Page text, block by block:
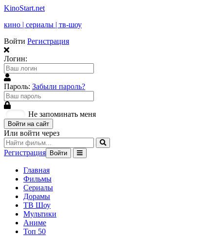
KinoStart.net
кино | сериалы | тв-шоу
Войти Регистрация
Логин:
Пароль: Забыли пароль?
Не запоминать меня
Войти на сайт
Или войти через
Регистрация Войти
Главная
Фильмы
Сериалы
Дорамы
ТВ Шоу
Мультики
Аниме
Топ 50